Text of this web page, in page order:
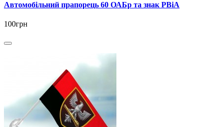
Автомобільний прапорець 60 ОАБр та знак РВіА
100грн